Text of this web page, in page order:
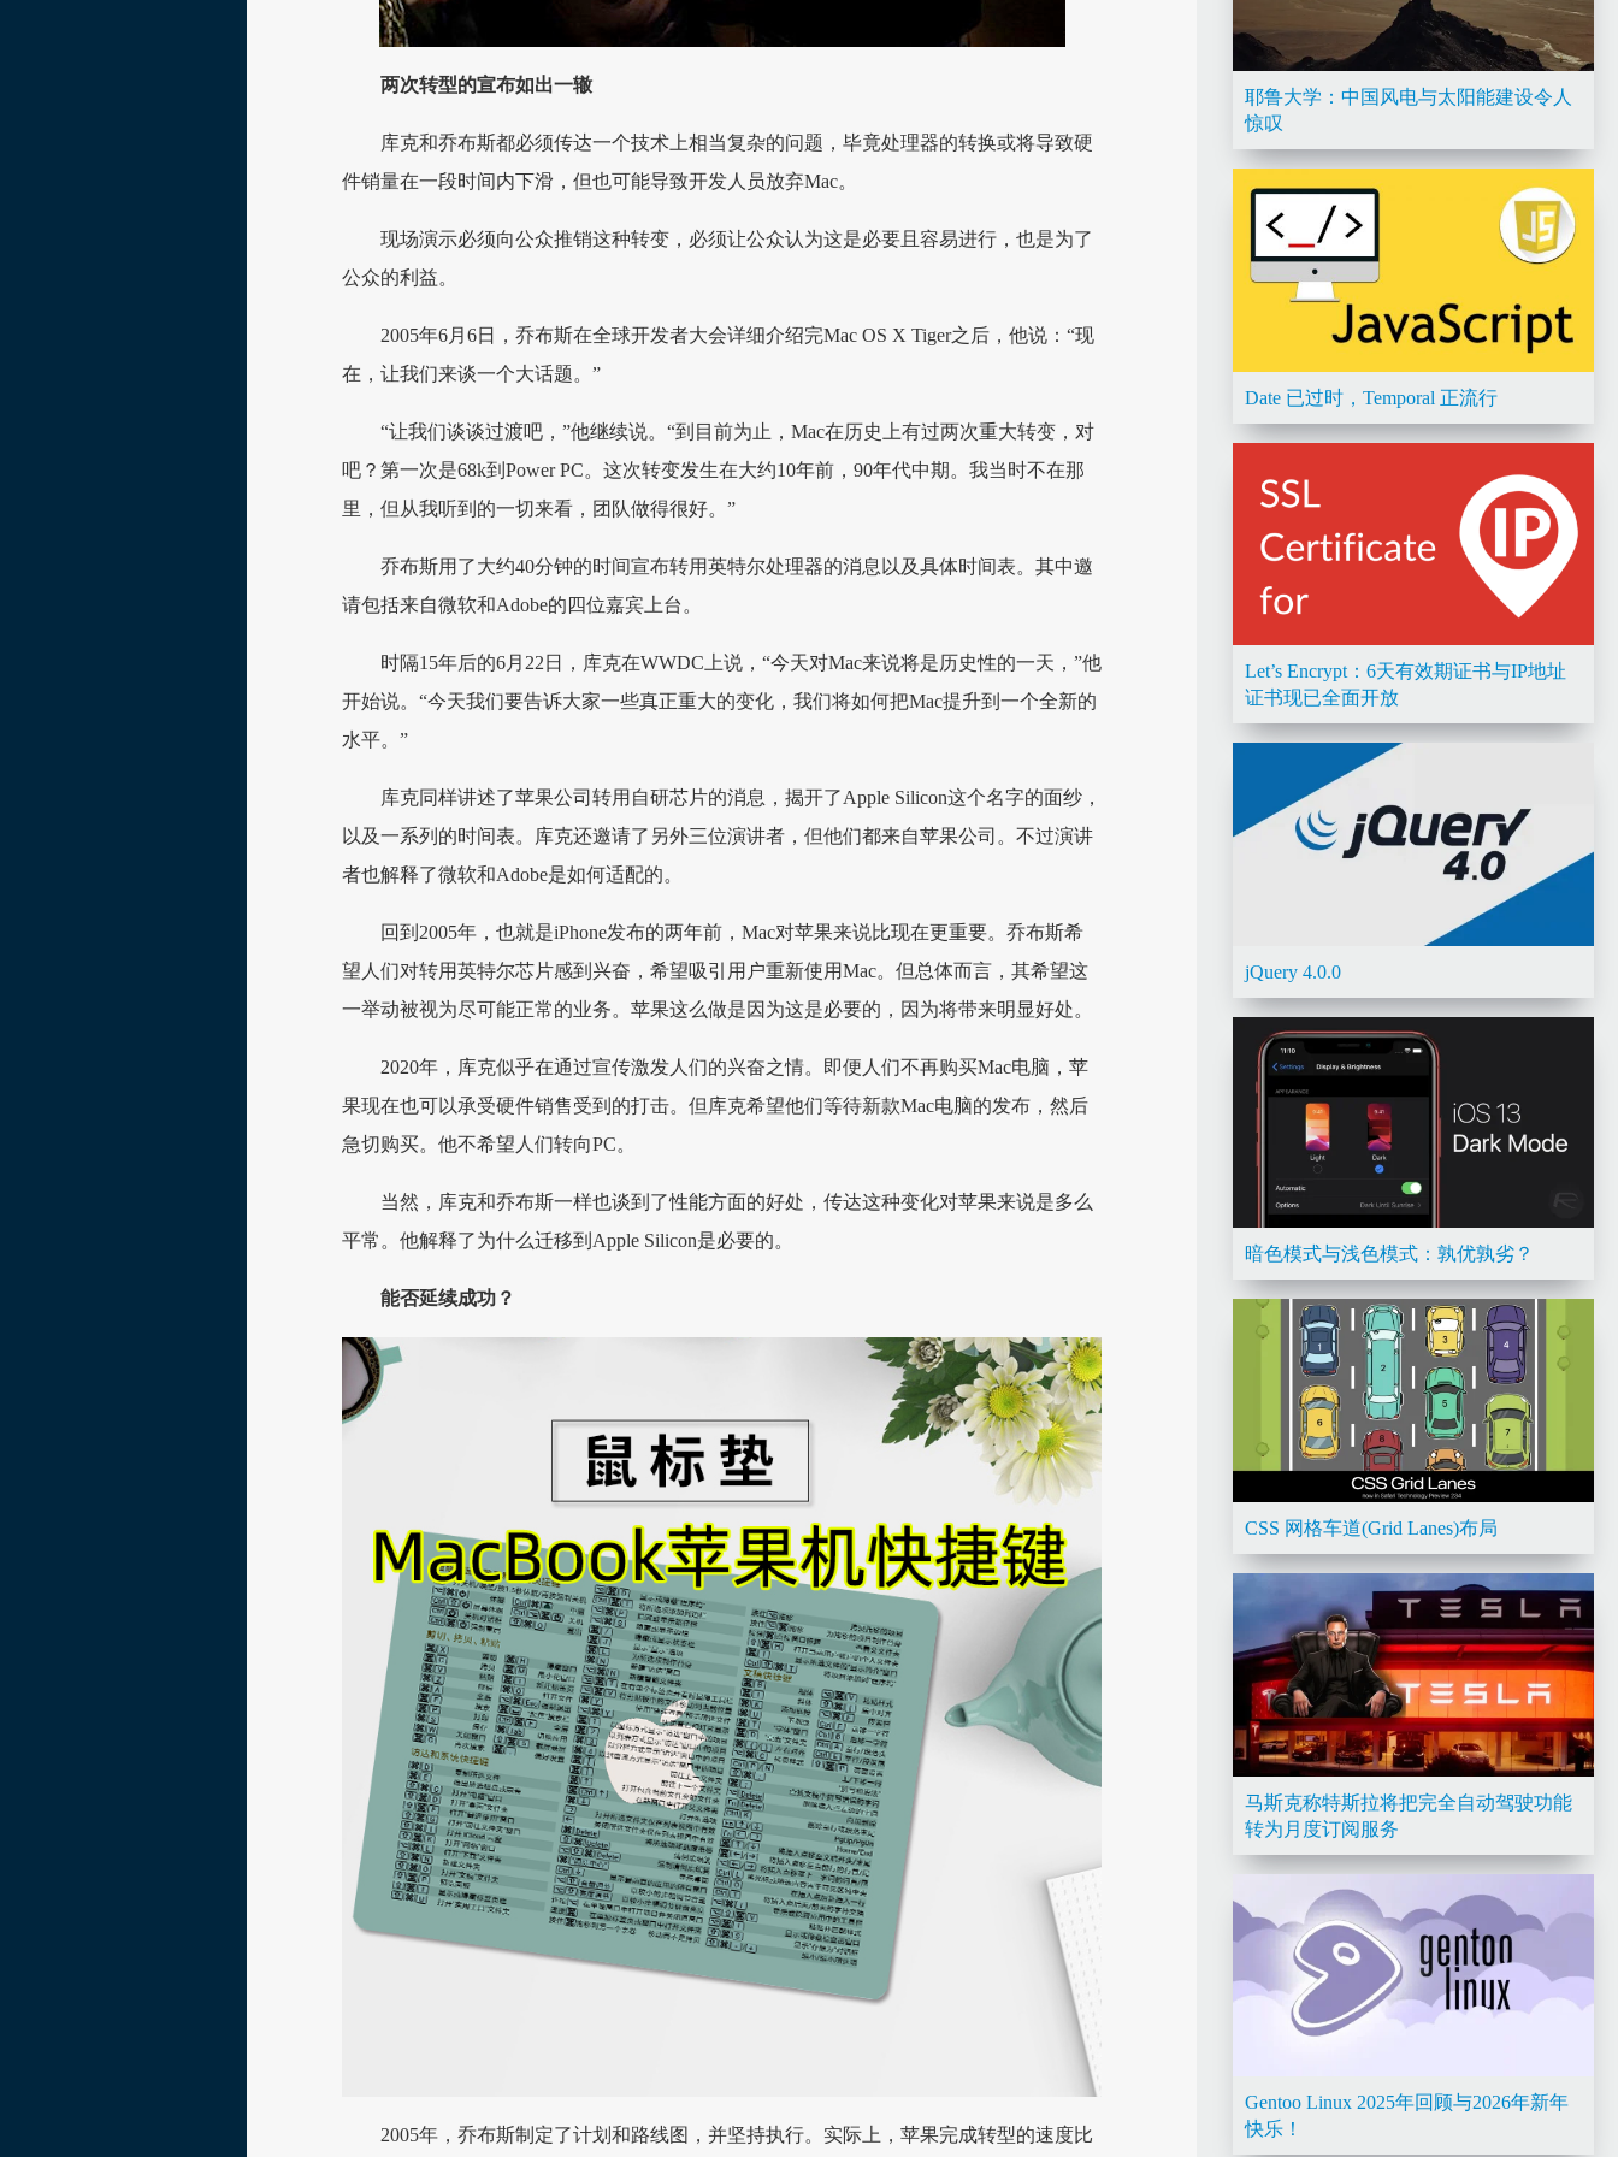
两次转型的宣布如出一辙
库克和乔布斯都必须传达一个技术上相当复杂的问题，毕竟处理器的转换或将导致硬
件销量在一段时间内下滑，但也可能导致开发人员放弃Mac。
现场演示必须向公众推销这种转变，必须让公众认为这是必要且容易进行，也是为了
公众的利益。
2005年6月6日，乔布斯在全球开发者大会详细介绍完Mac OS X Tiger之后，他说：“现
在，让我们来谈一个大话题。”
“让我们谈谈过渡吧，”他继续说。“到目前为止，Mac在历史上有过两次重大转变，对
吧？第一次是68k到Power PC。这次转变发生在大约10年前，90年代中期。我当时不在那
里，但从我听到的一切来看，团队做得很好。”
乔布斯用了大约40分钟的时间宣布转用英特尔处理器的消息以及具体时间表。其中邀
请包括来自微软和Adobe的四位嘉宾上台。
时隔15年后的6月22日，库克在WWDC上说，“今天对Mac来说将是历史性的一天，”他
开始说。“今天我们要告诉大家一些真正重大的变化，我们将如何把Mac提升到一个全新的
水平。”
库克同样讲述了苹果公司转用自研芯片的消息，揭开了Apple Silicon这个名字的面纱，
以及一系列的时间表。库克还邀请了另外三位演讲者，但他们都来自苹果公司。不过演讲
者也解释了微软和Adobe是如何适配的。
回到2005年，也就是iPhone发布的两年前，Mac对苹果来说比现在更重要。乔布斯希
望人们对转用英特尔芯片感到兴奋，希望吸引用户重新使用Mac。但总体而言，其希望这
一举动被视为尽可能正常的业务。苹果这么做是因为这是必要的，因为将带来明显好处。
2020年，库克似乎在通过宣传激发人们的兴奋之情。即便人们不再购买Mac电脑，苹
果现在也可以承受硬件销售受到的打击。但库克希望他们等待新款Mac电脑的发布，然后
急切购买。他不希望人们转向PC。
当然，库克和乔布斯一样也谈到了性能方面的好处，传达这种变化对苹果来说是多么
平常。他解释了为什么迁移到Apple Silicon是必要的。
能否延续成功？
2005年，乔布斯制定了计划和路线图，并坚持执行。实际上，苹果完成转型的速度比
耶鲁大学：中国风电与太阳能建设令人
惊叹
Date 已过时，Temporal 正流行
Let’s Encrypt：6天有效期证书与IP地址
证书现已全面开放
jQuery 4.0.0
暗色模式与浅色模式：孰优孰劣？
CSS 网格车道(Grid Lanes)布局
马斯克称特斯拉将把完全自动驾驶功能
转为月度订阅服务
Gentoo Linux 2025年回顾与2026年新年
快乐！